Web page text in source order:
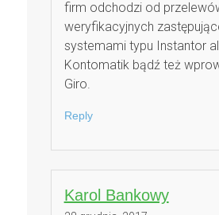
firm odchodzi od
weryfikacyjnych
systemami typu Instantor
Kontomatik bądź też
Giro.
Reply
Karol Bankowy